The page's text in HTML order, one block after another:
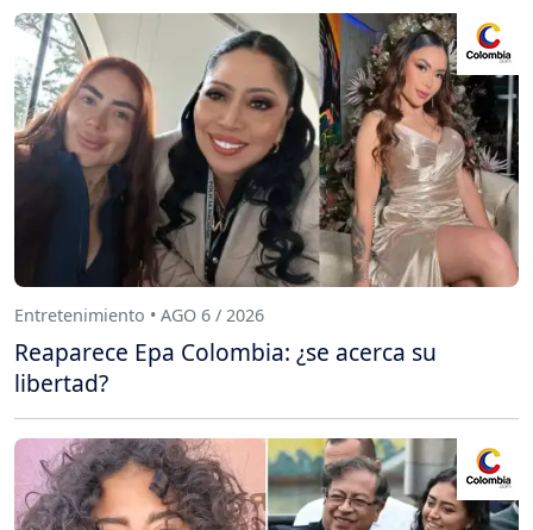
Entretenimiento • AGO 6 / 2026
Reaparece Epa Colombia: ¿se acerca su
libertad?